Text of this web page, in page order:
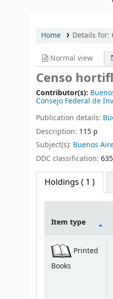
Home Details for:
Normal view
Censo
Contributor(s):
Consejo Federal de
Publication details:
Description: 115 p
Subject(s): Buenos
DDC classification: 635
Holdings ( 1 )
Item type
Printed
Books